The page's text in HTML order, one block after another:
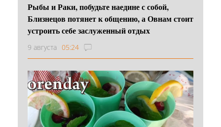
Рыбы и Раки, побудьте наедине с собой,
Близнецов потянет к общению, а Овнам стоит
устроить себе заслуженный отдых
9 августа 05:24